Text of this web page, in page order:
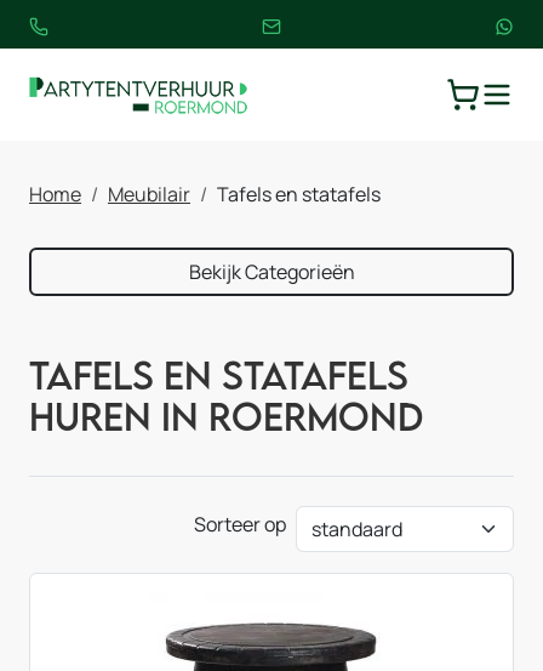
Home Meubilair Tafels en statafels
Bekijk Categorieën
Tafels en statafels
huren in Roermond
Sorteer op